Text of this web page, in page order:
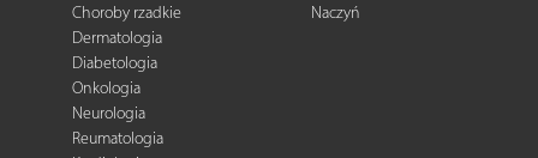
Choroby rzadkie
Dermatologia
Diabetologia
Onkologia
Neurologia
Reumatologia
Naczyń